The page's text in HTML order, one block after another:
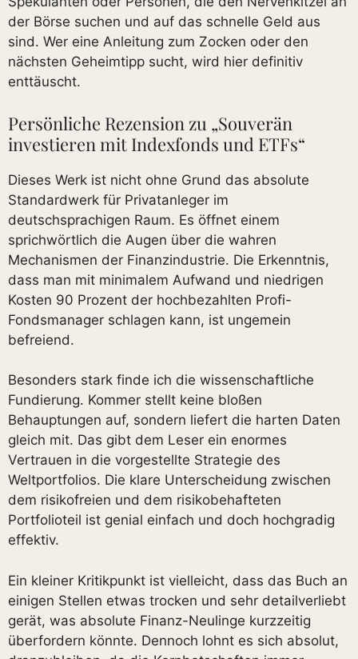
der Börse suchen und auf das schnelle Geld aus
sind. Wer eine Anleitung zum Zocken oder den
nächsten Geheimtipp sucht, wird hier definitiv
enttäuscht.
Persönliche Rezension zu „Souverän
investieren mit Indexfonds und ETFs“
Dieses Werk ist nicht ohne Grund das absolute
Standardwerk für Privatanleger im
deutschsprachigen Raum. Es öffnet einem
sprichwörtlich die Augen über die wahren
Mechanismen der Finanzindustrie. Die Erkenntnis,
dass man mit minimalem Aufwand und niedrigen
Kosten 90 Prozent der hochbezahlten Profi-
Fondsmanager schlagen kann, ist ungemein
befreiend.
Besonders stark finde ich die wissenschaftliche
Fundierung. Kommer stellt keine bloßen
Behauptungen auf, sondern liefert die harten Daten
gleich mit. Das gibt dem Leser ein enormes
Vertrauen in die vorgestellte Strategie des
Weltportfolios. Die klare Unterscheidung zwischen
dem risikofreien und dem risikobehafteten
Portfolioteil ist genial einfach und doch hochgradig
effektiv.
Ein kleiner Kritikpunkt ist vielleicht, dass das Buch an
einigen Stellen etwas trocken und sehr detailverliebt
gerät, was absolute Finanz-Neulinge kurzzeitig
überfordern könnte. Dennoch lohnt es sich absolut,